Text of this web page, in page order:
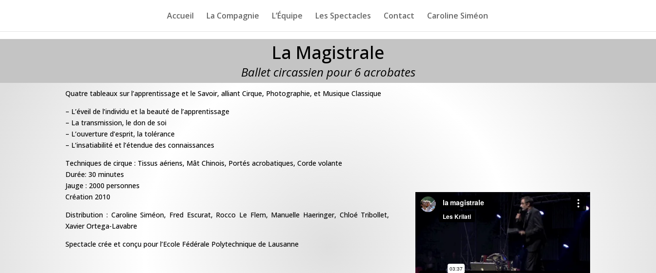
Accueil La Compagnie L’Équipe Les Spectacles Contact Caroline Siméon
La Magistrale
Ballet circassien pour 6 acrobates
Quatre tableaux sur l’apprentissage et le Savoir, alliantCirque, Photographie, et Musique Classique
– L’éveil de l’individu et la beauté de l’apprentissage
– La transmission, le don de soi
– L’ouverture d’esprit, la tolérance
– L’insatiabilité et l’étendue des connaissances
Techniques de cirque : Tissus aériens, Mât Chinois, Portés acrobatiques, Corde volante
Durée: 30 minutes
Jauge : 2000 personnes
Création 2010
Distribution : Caroline Siméon, Fred Escurat, Rocco Le Flem, Manuelle Haeringer, Chloé Tribollet,
Xavier Ortega-Lavabre
Spectacle crée et conçu pour l’Ecole Fédérale Polytechnique de Lausanne